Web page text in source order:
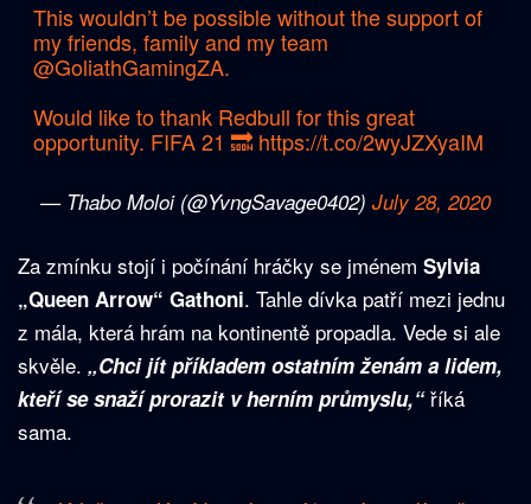
This wouldn’t be possible without the support of
my friends, family and my team
@GoliathGamingZA.
Would like to thank Redbull for this great
opportunity. FIFA 21 🔜 https://t.co/2wyJZXyaIM
— Thabo Moloi (@YvngSavage0402) July 28, 2020
Za zmínku stojí i počínání hráčky se jménem Sylvia
„Queen Arrow“ Gathoni. Tahle dívka patří mezi jednu
z mála, která hrám na kontinentě propadla. Vede si ale
skvěle. „Chci jít příkladem ostatním ženám a lidem,
kteří se snaží prorazit v herním průmyslu,“říká
sama.